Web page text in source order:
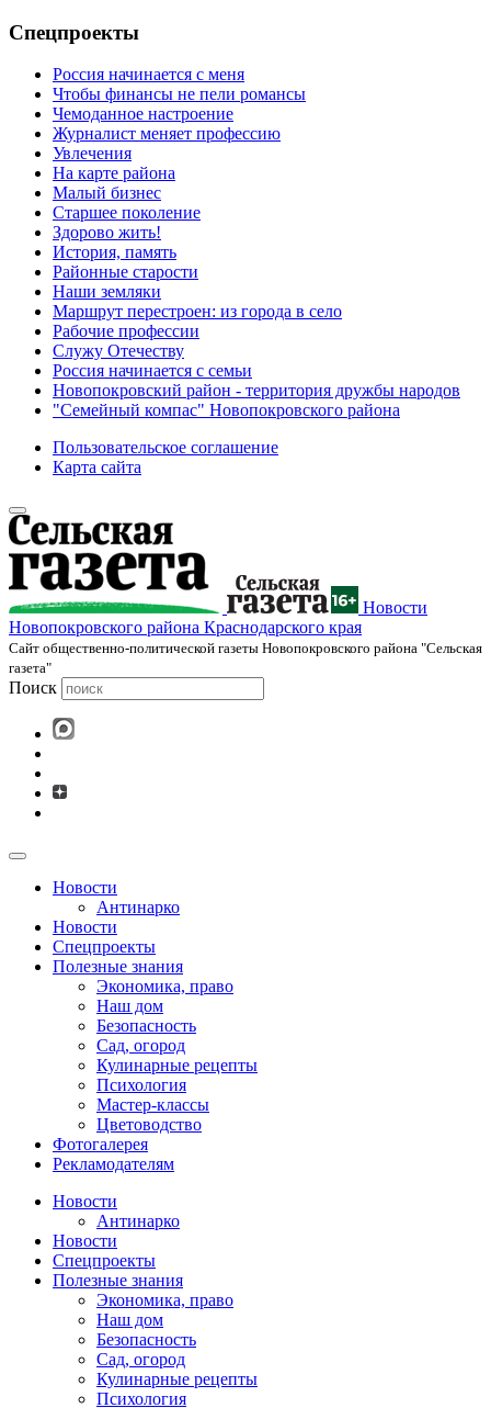
Спецпроекты
Россия начинается с меня
Чтобы финансы не пели романсы
Чемоданное настроение
Журналист меняет профессию
Увлечения
На карте района
Малый бизнес
Старшее поколение
Здорово жить!
История, память
Районные старости
Наши земляки
Маршрут перестроен: из города в село
Рабочие профессии
Служу Отечеству
Россия начинается с семьи
Новопокровский район - территория дружбы народов
"Семейный компас" Новопокровского района
Пользовательское соглашение
Карта сайта
Новости
Новопокровского района Краснодарского края
Cайт общественно-политической газеты Новопокровского района "Сельская
газета"
Поиск
Новости
Антинарко
Новости
Спецпроекты
Полезные знания
Экономика, право
Наш дом
Безопасность
Сад, огород
Кулинарные рецепты
Психология
Мастер-классы
Цветоводство
Фотогалерея
Рекламодателям
Новости
Антинарко
Новости
Спецпроекты
Полезные знания
Экономика, право
Наш дом
Безопасность
Сад, огород
Кулинарные рецепты
Психология